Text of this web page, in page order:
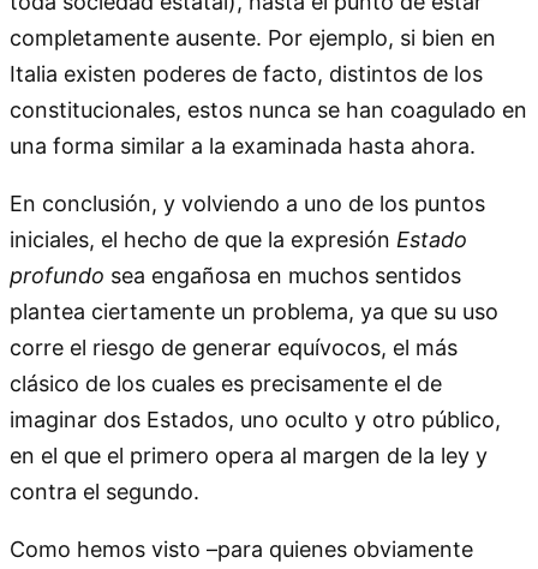
completamente ausente. Por ejemplo, si bien en
Italia existen poderes de facto, distintos de los
constitucionales, estos nunca se han coagulado en
una forma similar a la examinada hasta ahora.
En conclusión, y volviendo a uno de los puntos
iniciales, el hecho de que la expresión Estado
profundo sea engañosa en muchos sentidos
plantea ciertamente un problema, ya que su uso
corre el riesgo de generar equívocos, el más
clásico de los cuales es precisamente el de
imaginar dos Estados, uno oculto y otro público,
en el que el primero opera al margen de la ley y
contra el segundo.
Como hemos visto –para quienes obviamente